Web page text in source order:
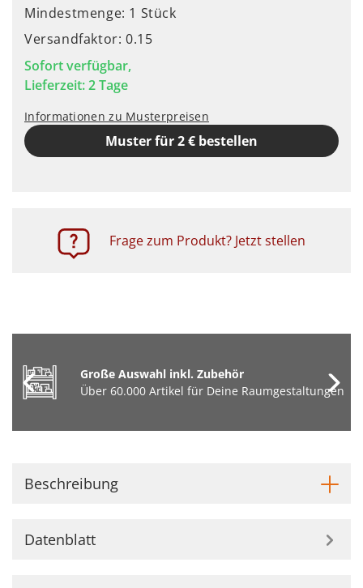
Mindestmenge: 1 Stück
Versandfaktor: 0.15
Sofort verfügbar,
Lieferzeit: 2 Tage
Informationen zu Musterpreisen
Muster für 2 € bestellen
Frage zum Produkt? Jetzt stellen
Große Auswahl inkl. Zubehör
Über 60.000 Artikel für Deine Raumgestaltungen
Beschreibung
Datenblatt